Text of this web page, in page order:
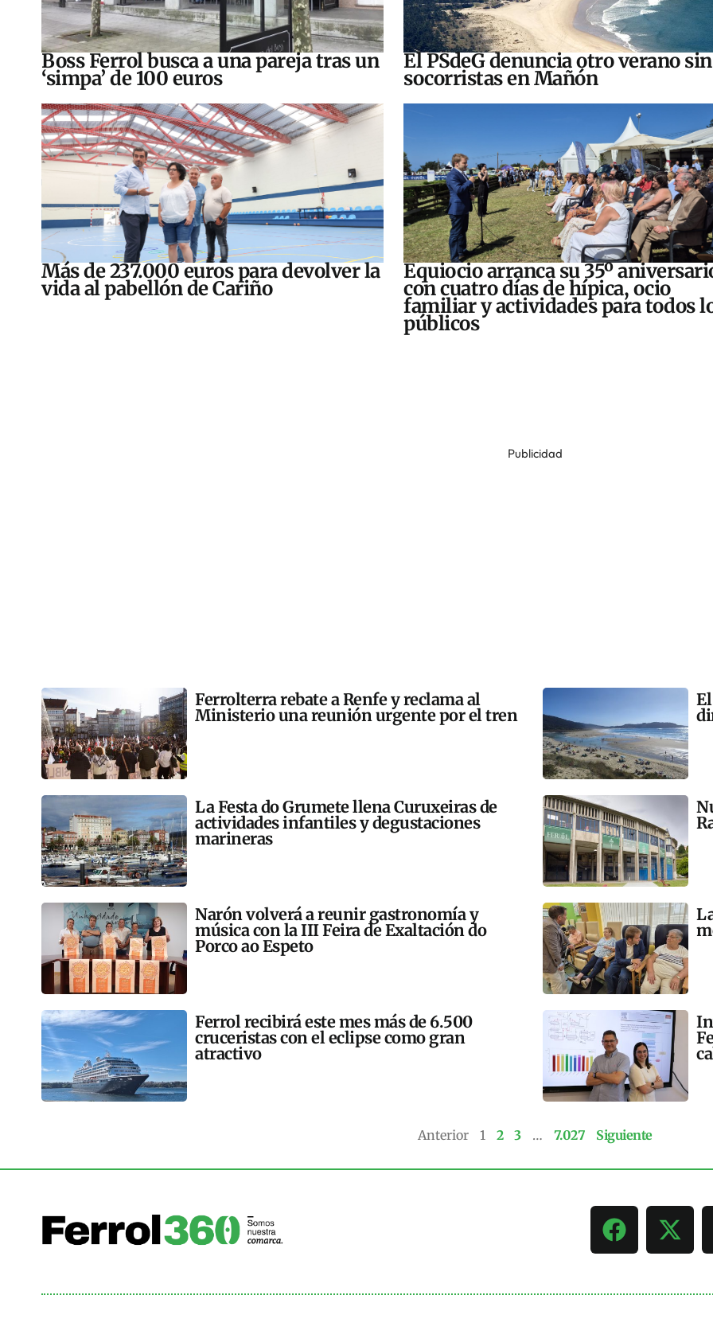
Boss Ferrol busca a una pareja tras un
‘simpa’ de 100 euros
El PSdeG denuncia otro verano sin
socorristas en Mañón
Más de 237.000 euros para devolver la
vida al pabellón de Cariño
Equiocio arranca su 35º
con cuatro días de hípica, ocio
familiar y actividades para todos
públicos
Publicidad
Ferrolterra rebate a Renfe y reclama al
Ministerio una reunión urgente por el tren
La Festa do Grumete llena Curuxeiras de
actividades infantiles y degustaciones
marineras
Narón volverá a reunir gastronomía y
música con la III Feira de Exaltación do
Porco ao Espeto
Ferrol recibirá este mes más de 6.500
cruceristas con el eclipse como gran
atractivo
Anterior 1 2 3 … 7.027 Siguiente